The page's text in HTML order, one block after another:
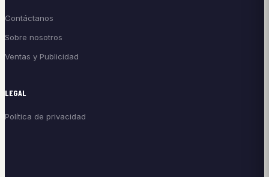
Contáctanos
Sobre nosotros
Ventas y Publicidad
LEGAL
Política de privacidad